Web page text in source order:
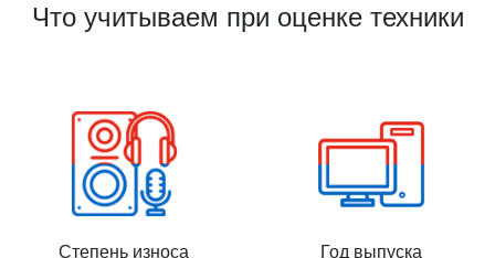
Что учитываем при оценке техники
Степень износа
Год выпуска